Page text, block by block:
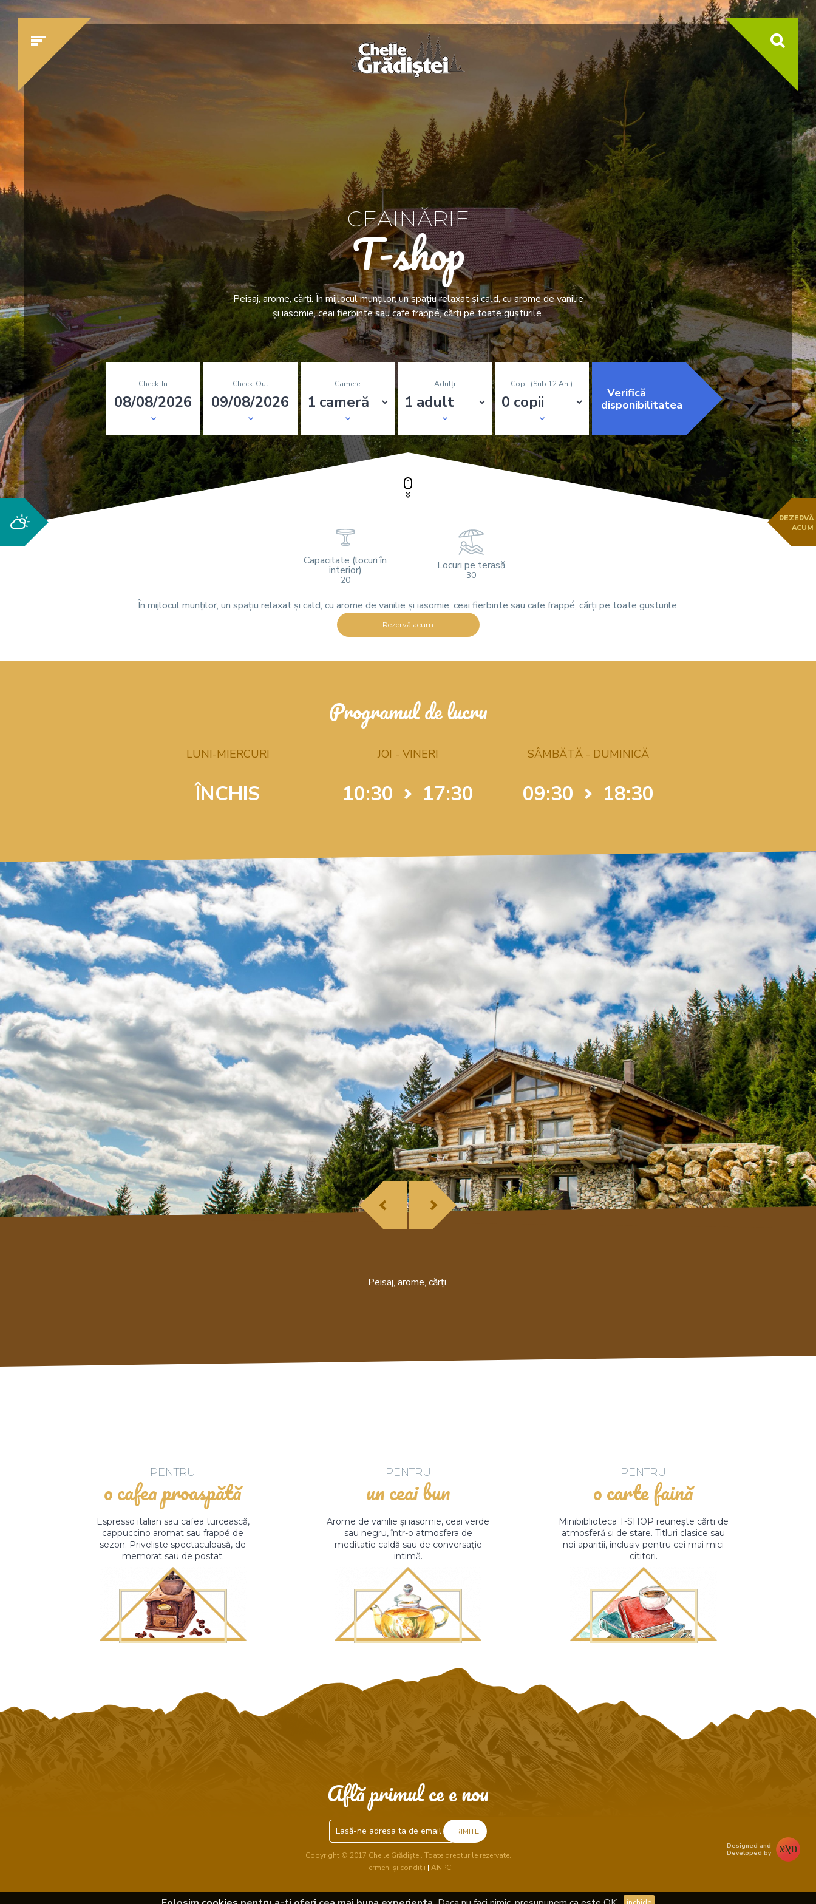
REZERVĂ
ACUM
CEAINĂRIE
T-shop
Peisaj, arome, cărți. În mijlocul munților, un spațiu relaxat și cald, cu arome de vanilie
și iasomie, ceai fierbinte sau cafe frappé, cărți pe toate gusturile.
Check-In Check-Out Camere Adulți Copii (sub 12 Ani)
Verifică
disponibilitatea
Capacitate (locuri în
interior)
20
Locuri pe terasă
30
În mijlocul munților, un spațiu relaxat și cald, cu arome de vanilie și iasomie, ceai fierbinte sau cafe frappé, cărți pe toate gusturile.
Rezervă acum
Programul de lucru
LUNI-MIERCURI
ÎNCHIS
JOI - VINERI
10:30 17:30
SÂMBĂTĂ - DUMINICĂ
09:30 18:30
Peisaj, arome, cărți.
PENTRU
o cafea proaspătă
Espresso italian sau cafea turcească,
cappuccino aromat sau frappé de
sezon. Priveliște spectaculoasă, de
memorat sau de postat.
PENTRU
un ceai bun
Arome de vanilie și iasomie, ceai verde
sau negru, într-o atmosfera de
meditație caldă sau de conversație
intimă.
PENTRU
o carte faină
Minibiblioteca T-SHOP reunește cărți de
atmosferă și de stare. Titluri clasice sau
noi apariții, inclusiv pentru cei mai mici
cititori.
Află primul ce e nou
TRIMITE
Copyright © 2017 Cheile Grădiștei. Toate drepturile rezervate.
Termeni și condiții | ANPC
Designed and
Developed by